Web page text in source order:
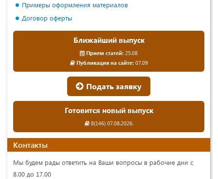
Примеры оформления материалов
Договор оферты
Ближайший выпуск
Прием статей: 25.08
Публикация на сайте:07.09
Подать заявку
Готовится новый выпуск
8(146) 07.08.2026.
Контакты
Мы будем рады ответить на Ваши вопросы в рабочие дни с
8.00 до 17.00